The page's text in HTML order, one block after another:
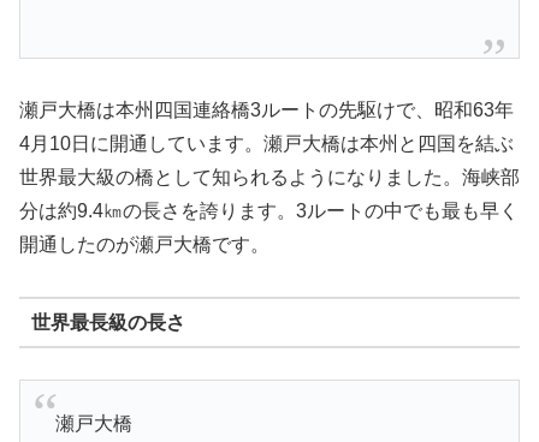
瀬戸大橋は本州四国連絡橋3ルートの先駆けで、昭和63年
4月10日に開通しています。瀬戸大橋は本州と四国を結ぶ
世界最大級の橋として知られるようになりました。海峡部
分は約9.4㎞の長さを誇ります。3ルートの中でも最も早く
開通したのが瀬戸大橋です。
世界最長級の長さ
瀬戸大橋